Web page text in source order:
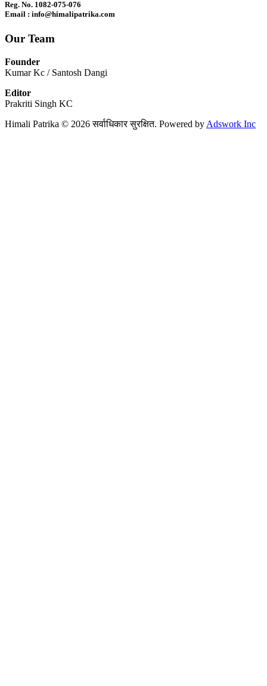
Reg. No. 1082-075-076
Email : info@himalipatrika.com
Our Team
Founder
Kumar Kc / Santosh Dangi
Editor
Prakriti Singh KC
Himali Patrika © 2026 सर्वाधिकार सुरक्षित. Powered by Adswork Inc